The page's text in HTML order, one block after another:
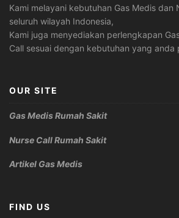
Kami melayani kebutuhan Gas Medis dan
seluruh wilayah Indonesia,
Kami juga menyediakan perlengkapan
Call sesuai dengan kebutuhan yang anda
OUR SITE
Gas Medis Rumah Sakit
Nurse Call Rumah Sakit
Artikel Gas Medis
FIND US